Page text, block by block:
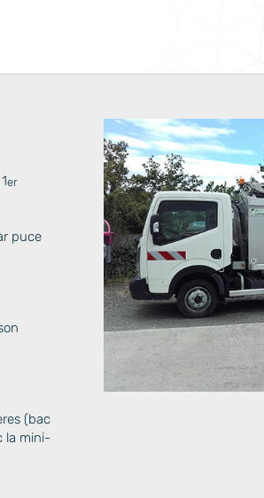
er
puce
(bac
la mini-